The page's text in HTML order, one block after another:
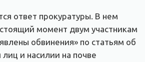
ответ прокуратуры. В нем
момент двум участникам
обвинения» по статьям об
и насилии на почве